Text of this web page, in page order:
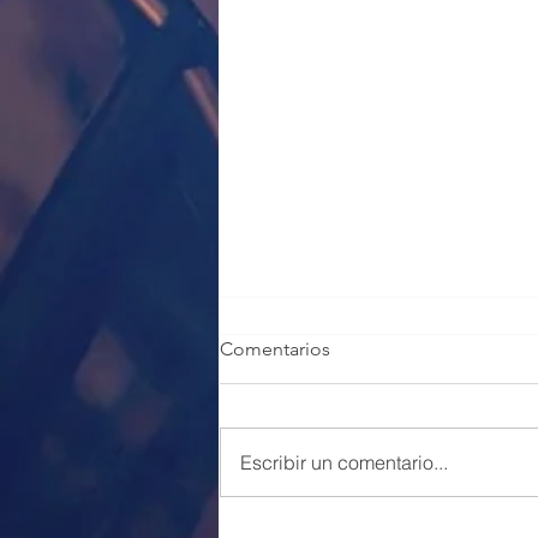
Comentarios
Escribir un comentario...